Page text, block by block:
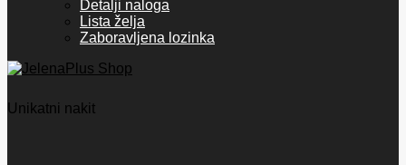
Detalji naloga
Lista želja
Zaboravljena lozinka
Unikatni nakit